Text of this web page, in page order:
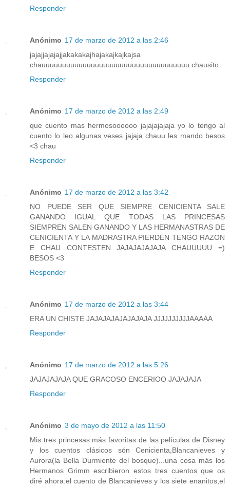
Responder
Anónimo 17 de marzo de 2012 a las 2:46
jajajjajajajjakakakajhajakajkajkajsa
chauuuuuuuuuuuuuuuuuuuuuuuuuuuuuuuuuuuu chausito
Responder
Anónimo 17 de marzo de 2012 a las 2:49
que cuento mas hermosoooooo jajajajajaja yo lo tengo al
cuento lo leo algunas veses jajaja chauu les mando besos
<3 chau
Responder
Anónimo 17 de marzo de 2012 a las 3:42
NO PUEDE SER QUE SIEMPRE CENICIENTA SALE
GANANDO IGUAL QUE TODAS LAS PRINCESAS
SIEMPREN SALEN GANANDO Y LAS HERMANASTRAS DE
CENICIENTA Y LA MADRASTRA PIERDEN TENGO RAZON
E CHAU CONTESTEN JAJAJAJAJAJA CHAUUUUU =)
BESOS <3
Responder
Anónimo 17 de marzo de 2012 a las 3:44
ERA UN CHISTE JAJAJAJAJAJAJAJA JJJJJJJJJJAAAAA
Responder
Anónimo 17 de marzo de 2012 a las 5:26
JAJAJAJAJA QUE GRACOSO ENCERIOO JAJAJAJA
Responder
Anónimo 3 de mayo de 2012 a las 11:50
Mis tres princesas más favoritas de las películas de Disney
y los cuentos clásicos són Cenicienta,Blancanieves y
Aurora(la Bella Durmiente del bosque)...una cosa más los
Hermanos Grimm escribieron estos tres cuentos que os
diré ahora:el cuento de Blancanieves y los siete enanitos,el